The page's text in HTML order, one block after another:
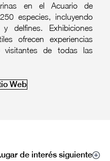
en el Acuario de
especies, incluyendo
delfines. Exhibiciones
ofrecen experiencias
visitantes de todas las
Web
de interés siguiente